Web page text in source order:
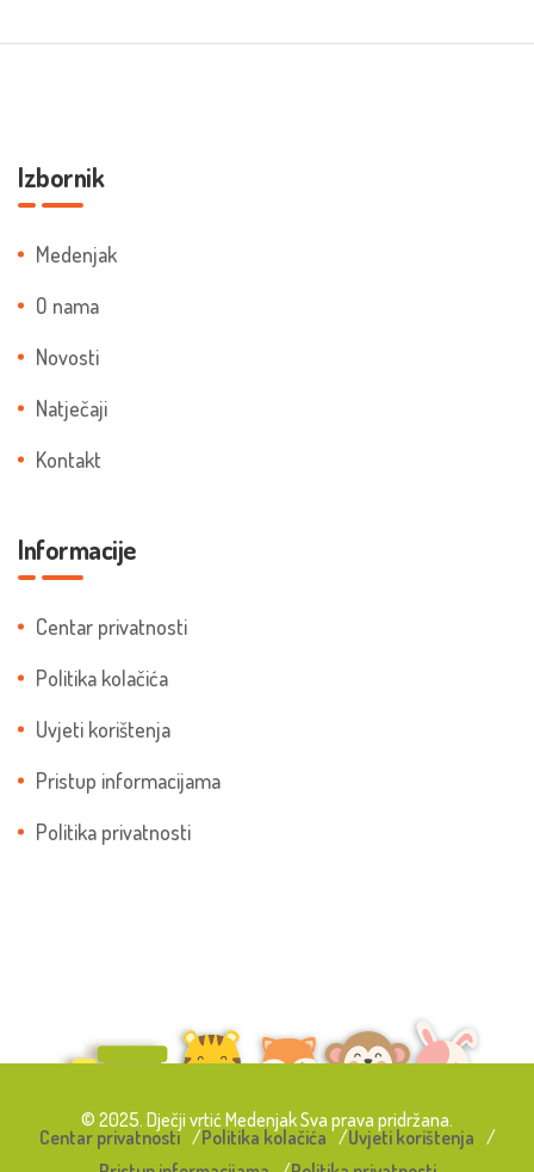
Izbornik
Medenjak
O nama
Novosti
Natječaji
Kontakt
Informacije
Centar privatnosti
Politika kolačića
Uvjeti korištenja
Pristup informacijama
Politika privatnosti
© 2025. Dječji vrtić Medenjak Sva prava pridržana.
Centar privatnosti Politika kolačića
Uvjeti korištenja